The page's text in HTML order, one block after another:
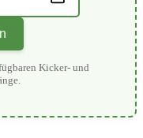
Kicker- und